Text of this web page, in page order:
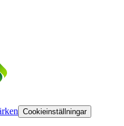
Cookieinställningar